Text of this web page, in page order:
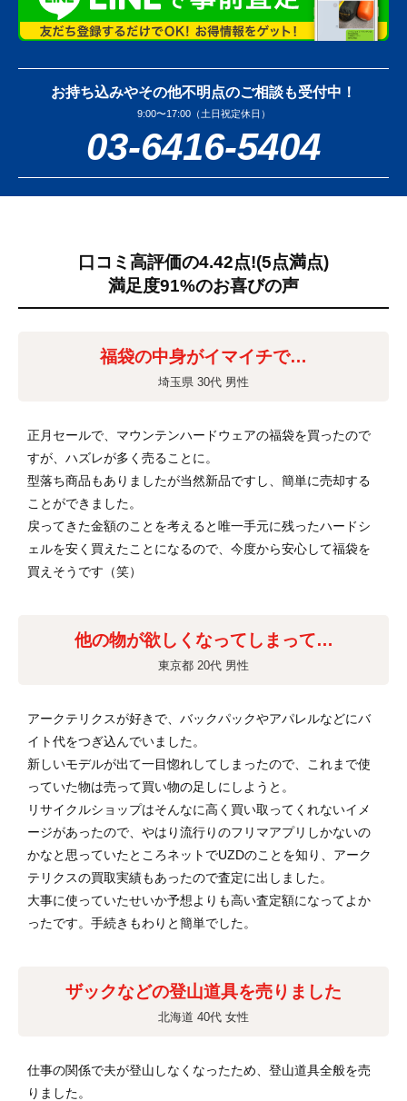
お持ち込みやその他不明点のご相談も受付中！
9:00〜17:00（土日祝定休日）
03-6416-5404
口コミ高評価の4.42点!(5点満点)
満足度91%のお喜びの声
福袋の中身がイマイチで…
埼玉県 30代 男性
正月セールで、マウンテンハードウェアの福袋を買ったので
すが、ハズレが多く売ることに。
型落ち商品もありましたが当然新品ですし、簡単に売却する
ことができました。
戻ってきた金額のことを考えると唯一手元に残ったハードシ
ェルを安く買えたことになるので、今度から安心して福袋を
買えそうです（笑）
他の物が欲しくなってしまって…
東京都 20代 男性
アークテリクスが好きで、バックパックやアパレルなどにバ
イト代をつぎ込んでいました。
新しいモデルが出て一目惚れしてしまったので、これまで使
っていた物は売って買い物の足しにしようと。
リサイクルショップはそんなに高く買い取ってくれないイメ
ージがあったので、やはり流行りのフリマアプリしかないの
かなと思っていたところネットでUZDのことを知り、アーク
テリクスの買取実績もあったので査定に出しました。
大事に使っていたせいか予想よりも高い査定額になってよか
ったです。手続きもわりと簡単でした。
ザックなどの登山道具を売りました
北海道 40代 女性
仕事の関係で夫が登山しなくなったため、登山道具全般を売
りました。